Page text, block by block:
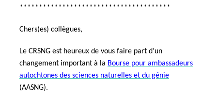
***************************************
Chers(es) collègues,
Le CRSNG est heureux de vous faire part d’un
changement important à la Bourse pour ambassadeurs
autochtones des sciences naturelles et du génie
(AASNG).